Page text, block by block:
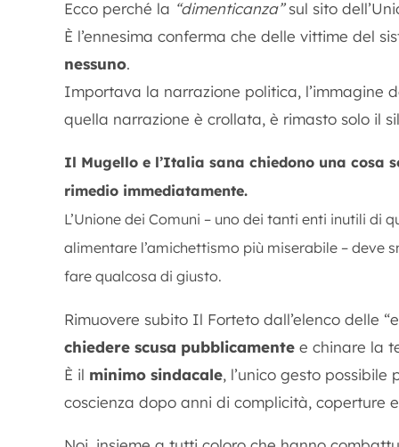
Ecco perché la “dimenticanza”sul sito
È l’ennesima conferma che delle vittime del
nessuno.
Importava la narrazione politica, l’immagine
quella narrazione è crollata, è rimasto solo il
Il Mugello e l’Italia sana chiedono una cosa
rimedio immediatamente.
L’Unione dei Comuni – uno dei tanti enti inutili di
alimentare l’amichettismo più miserabile – deve
fare qualcosa di giusto.
Rimuovere subito Il Forteto dall’elenco delle
chiedere scusa pubblicamente e chinare la
È il minimo sindacale, l’unico gesto
coscienza dopo anni di complicità, coperture